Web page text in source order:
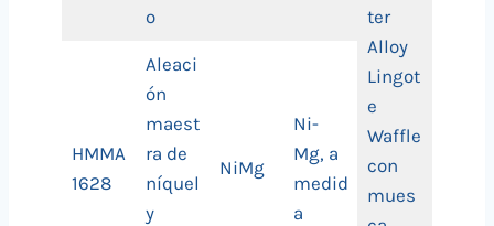
o
HMMA
1628
Aleaci
ón
maest
ra de
níquel
y
NiMg
Ni-
Mg, a
medid
a